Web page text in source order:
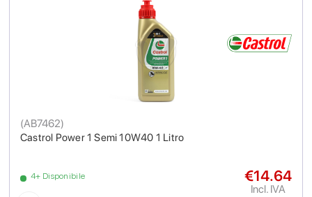
Castrol Power 1 Semi 10W40 1 Litro
(AB7462)
4+ Disponibile €14.64
Incl. IVA